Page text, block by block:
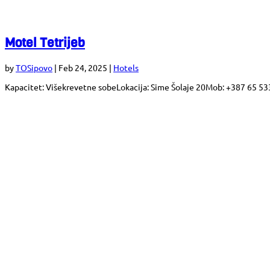
Motel Tetrijeb
byTOSipovo | Feb 24, 2025 | Hotels
Kapacitet: Višekrevetne sobeLokacija: Sime Šolaje 20Mob: +387 65